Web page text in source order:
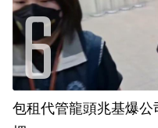
包租代管龍頭兆基爆